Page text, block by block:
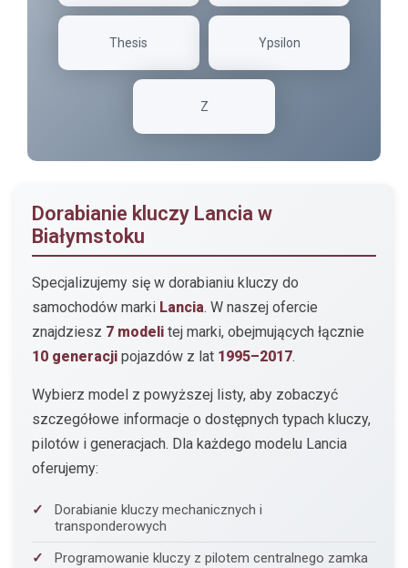
Thesis Ypsilon
Z
Dorabianie kluczy Lancia w
Białymstoku
Specjalizujemy się w dorabianiu kluczy do
samochodów marki Lancia. W naszej ofercie
znajdziesz 7 modeli tej marki, obejmujących łącznie
10 generacji pojazdów z lat 1995–2017.
Wybierz model z powyższej listy, aby zobaczyć
szczegółowe informacje o dostępnych typach kluczy,
pilotów i generacjach. Dla każdego modelu Lancia
oferujemy:
Dorabianie kluczy mechanicznych i
transponderowych
Programowanie kluczy z pilotem centralnego zamka